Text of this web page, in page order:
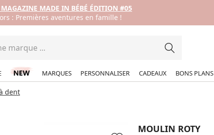
MAGAZINE MADE IN BÉBÉ ÉDITION #05
: Premières aventures en famille !
MARQUES PERSONNALISER CADEAUX BONS PLANS
dent
MOULIN ROTY